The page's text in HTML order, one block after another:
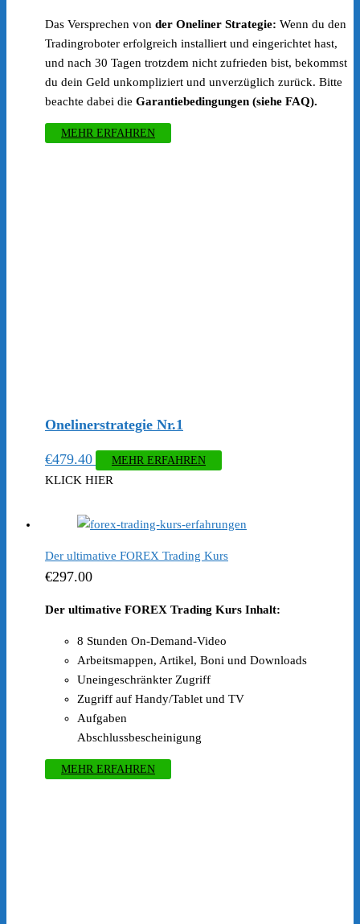
Das Versprechen von der Oneliner Strategie: Wenn du den
Tradingroboter erfolgreich installiert und eingerichtet hast,
und nach 30 Tagen trotzdem nicht zufrieden bist, bekommst
du dein Geld unkompliziert und unverzüglich zurück. Bitte
beachte dabei die Garantiebedingungen (siehe FAQ).
MEHR ERFAHREN
Onelinerstrategie Nr.1
€479.40 MEHR ERFAHREN
KLICK HIER
Der ultimative FOREX Trading Kurs
€297.00
Der ultimative FOREX Trading Kurs Inhalt:
8 Stunden On-Demand-Video
Arbeitsmappen, Artikel, Boni und Downloads
Uneingeschränkter Zugriff
Zugriff auf Handy/Tablet und TV
Aufgaben
Abschlussbescheinigung
MEHR ERFAHREN